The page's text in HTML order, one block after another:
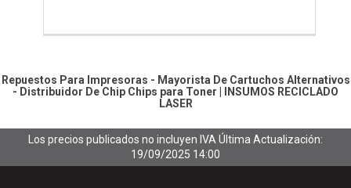
Repuestos Para Impresoras - Mayorista De Cartuchos Alternativos
- Distribuidor De Chip Chips para Toner
INSUMOS RECICLADO
LASER
Los precios publicados no incluyen IVAÚltima Actualización:
19/09/2025 14:00